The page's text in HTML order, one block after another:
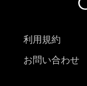
利用規約
お問い合わせ